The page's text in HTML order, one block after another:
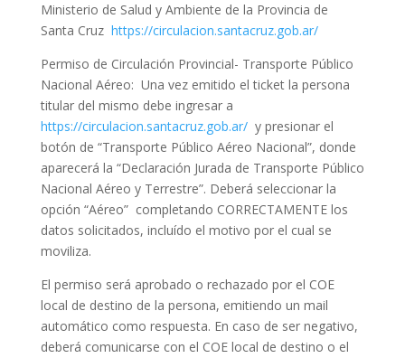
Ministerio de Salud y Ambiente de la Provincia de
Santa Cruz https://circulacion.santacruz.gob.ar/
Permiso de Circulación Provincial- Transporte Público
Nacional Aéreo: Una vez emitido el ticket la persona
titular del mismo debe ingresar a
https://circulacion.santacruz.gob.ar/y presionar el
botón de “Transporte Público Aéreo Nacional”, donde
aparecerá la “Declaración Jurada de Transporte Público
Nacional Aéreo y Terrestre”. Deberá seleccionar la
opción “Aéreo” completando CORRECTAMENTE los
datos solicitados, incluído el motivo por el cual se
moviliza.
El permiso será aprobado o rechazado por el COE
local de destino de la persona, emitiendo un mail
automático como respuesta. En caso de ser negativo,
deberá comunicarse con el COE local de destino o el